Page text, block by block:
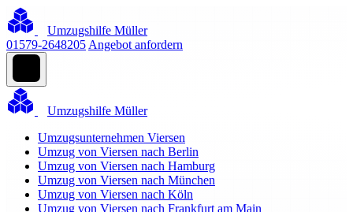
Umzugshilfe Müller
01579-2648205 Angebot anfordern
Umzugshilfe Müller
Umzugsunternehmen Viersen
Umzug von Viersen nach Berlin
Umzug von Viersen nach Hamburg
Umzug von Viersen nach München
Umzug von Viersen nach Köln
Umzug von Viersen nach Frankfurt am Main